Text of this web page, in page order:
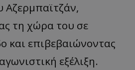
Αζερμπαϊτζάν,
τη χώρα του σε
και επιβεβαιώνοντας
εξέλιξη.